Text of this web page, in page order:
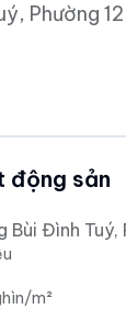
Phường
động sản
Bùi Đình Tuý,
m²